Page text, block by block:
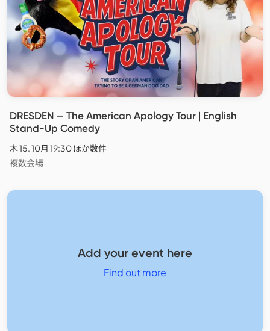
DRESDEN — The American Apology Tour | English
Stand-Up Comedy
木 15. 10月 19:30 ほか数件
複数会場
Add your event here
Find out more